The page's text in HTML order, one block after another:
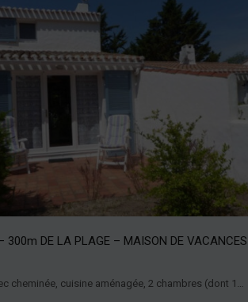
300m DE LA PLAGE – MAISON DE VACANCES
cheminée, cuisine aménagée, 2 chambres (dont 1…